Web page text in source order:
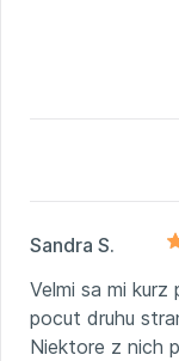
Sandra S.
Velmi sa mi
pocut druhu
Niektore z nich